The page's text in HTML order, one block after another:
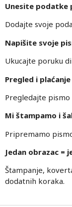
Unesite podatke
Dodajte svoje
Napišite svoje
Ukucajte poruku
Pregled i plaćanje
Pregledajte
Mi štampamo i
Pripremamo
Jedan obrazac =
Štampanje,
dodatnih koraka.